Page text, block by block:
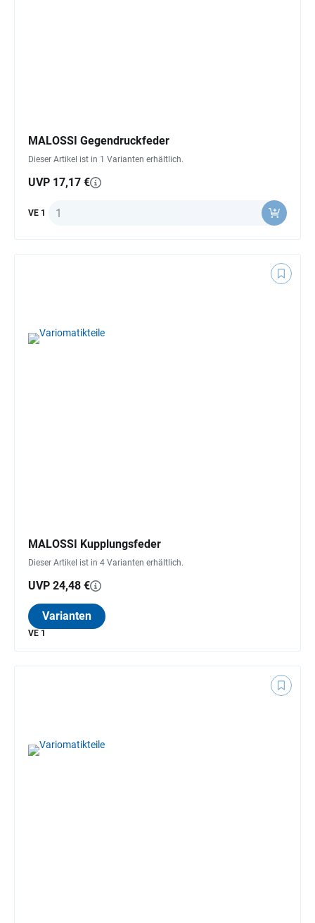
MALOSSI Gegendruckfeder
Dieser Artikel ist in 1 Varianten erhältlich.
UVP 17,17 €
VE 1 Anzahl
MALOSSI Kupplungsfeder
Dieser Artikel ist in 4 Varianten erhältlich.
UVP 24,48 €
Varianten
VE 1